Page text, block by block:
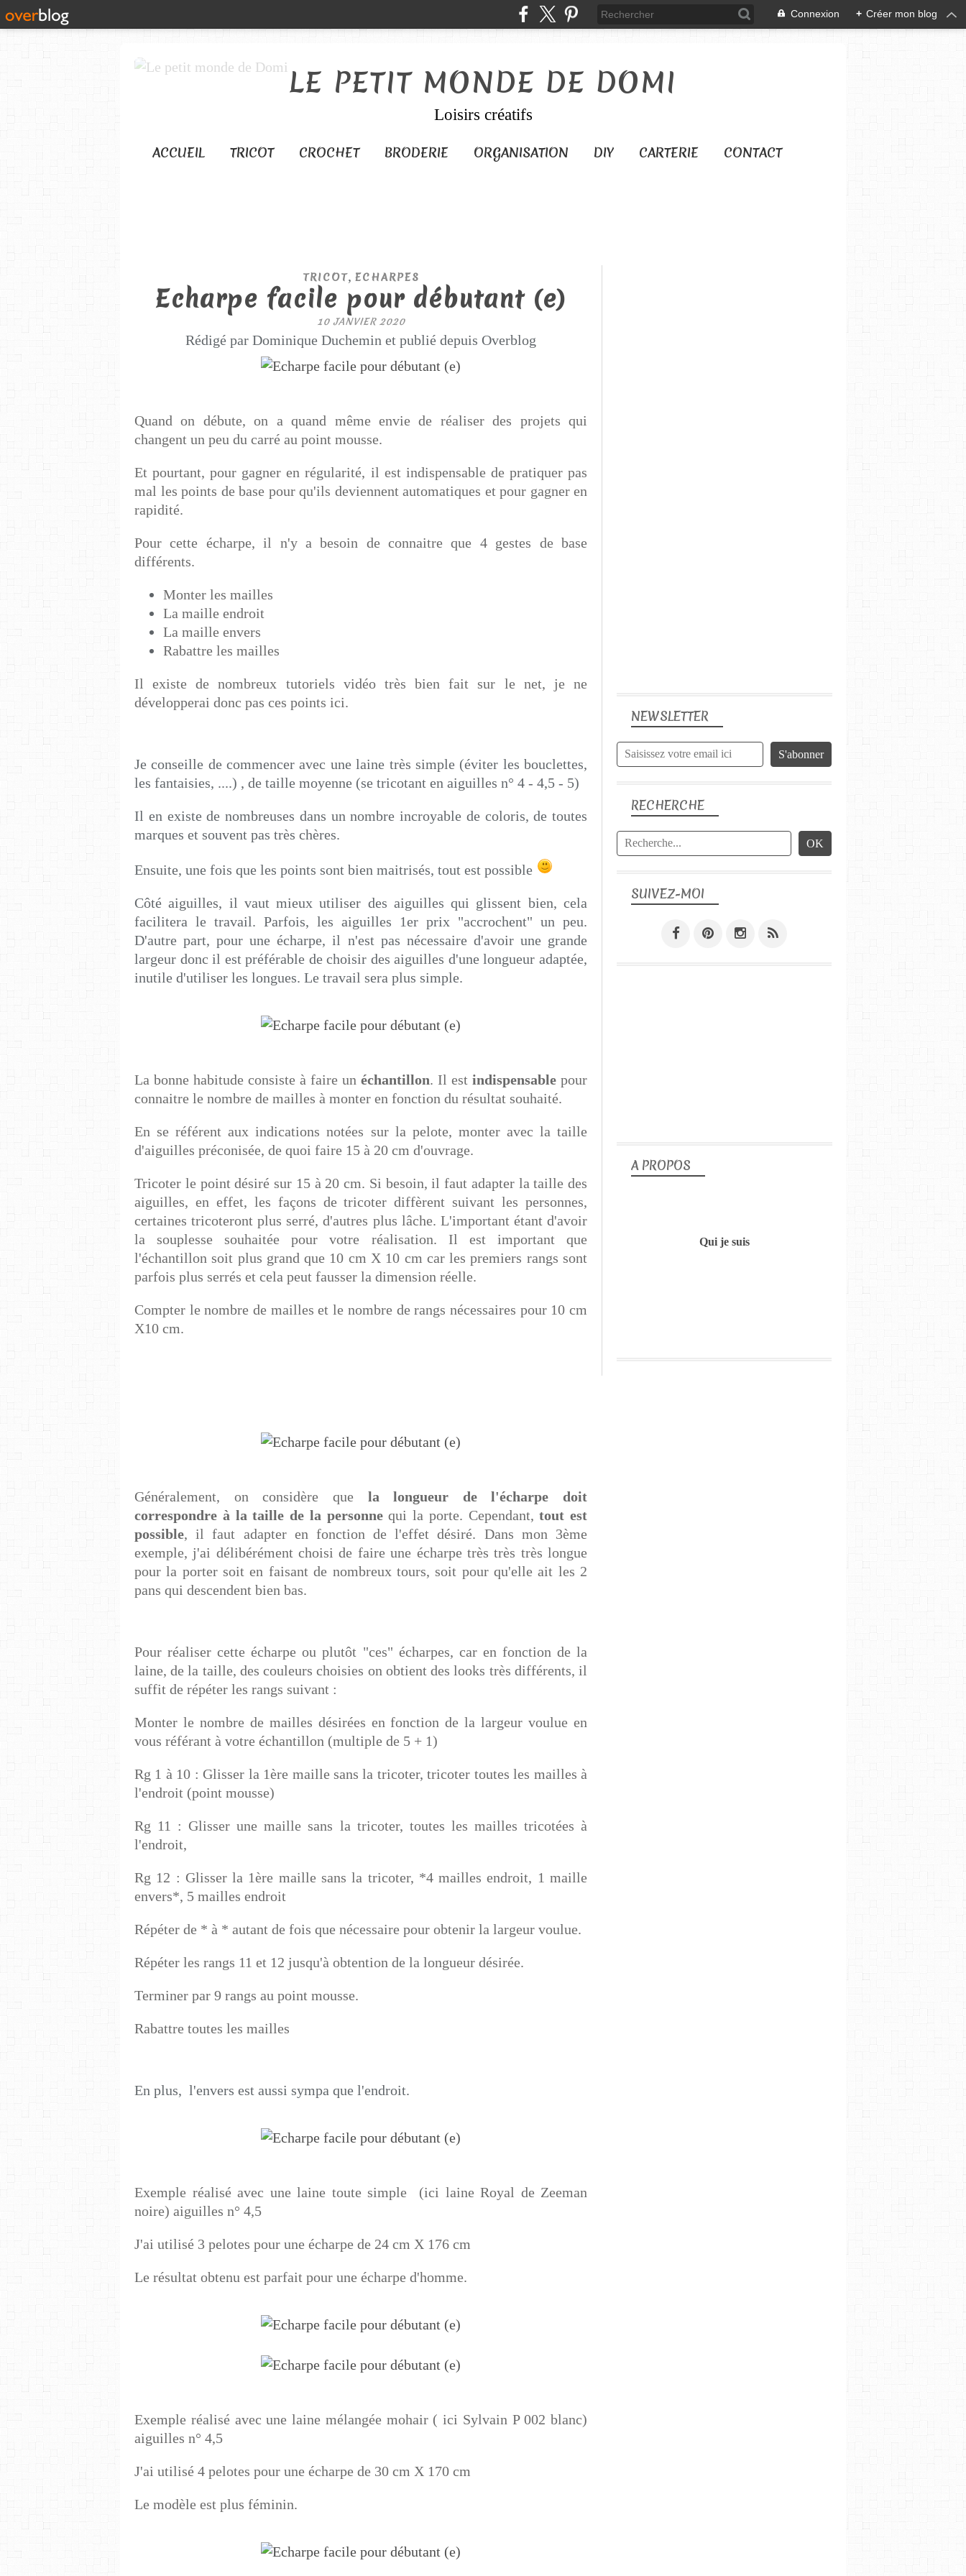
Connexion + Créer mon blog
LE PETIT MONDE DE DOMI
Loisirs créatifs
ACCUEIL TRICOT CROCHET BRODERIE ORGANISATION DIY CARTERIE CONTACT
TRICOT, ECHARPES
Echarpe facile pour débutant (e)
10 JANVIER 2020
Rédigé par Dominique Duchemin et publié depuis Overblog
Quand on débute, on a quand même envie de réaliser des projets qui
changent un peu du carré au point mousse.
Et pourtant, pour gagner en régularité, il est indispensable de pratiquer pas
mal les points de base pour qu'ils deviennent automatiques et pour gagner en
rapidité.
Pour cette écharpe, il n'y a besoin de connaitre que 4 gestes de base
différents.
Monter les mailles
La maille endroit
La maille envers
Rabattre les mailles
Il existe de nombreux tutoriels vidéo très bien fait sur le net, je ne
développerai donc pas ces points ici.
Je conseille de commencer avec une laine très simple (éviter les bouclettes,
les fantaisies, ....) , de taille moyenne (se tricotant en aiguilles n° 4 - 4,5 - 5)
Il en existe de nombreuses dans un nombre incroyable de coloris, de toutes
marques et souvent pas très chères.
Ensuite, une fois que les points sont bien maitrisés, tout est possible
Côté aiguilles, il vaut mieux utiliser des aiguilles qui glissent bien, cela
facilitera le travail. Parfois, les aiguilles 1er prix "accrochent" un peu.
D'autre part, pour une écharpe, il n'est pas nécessaire d'avoir une grande
largeur donc il est préférable de choisir des aiguilles d'une longueur adaptée,
inutile d'utiliser les longues. Le travail sera plus simple.
La bonne habitude consiste à faire un échantillon. Il est indispensable pour
connaitre le nombre de mailles à monter en fonction du résultat souhaité.
En se référent aux indications notées sur la pelote, monter avec la taille
d'aiguilles préconisée, de quoi faire 15 à 20 cm d'ouvrage.
Tricoter le point désiré sur 15 à 20 cm. Si besoin, il faut adapter la taille des
aiguilles, en effet, les façons de tricoter diffèrent suivant les personnes,
certaines tricoteront plus serré, d'autres plus lâche. L'important étant d'avoir
la souplesse souhaitée pour votre réalisation. Il est important que
l'échantillon soit plus grand que 10 cm X 10 cm car les premiers rangs sont
parfois plus serrés et cela peut fausser la dimension réelle.
Compter le nombre de mailles et le nombre de rangs nécessaires pour 10 cm
X10 cm.
Généralement, on considère que la longueur de l'écharpe doit
correspondre à la taille de la personnequi la porte. Cependant,tout est
possible, il faut adapter en fonction de l'effet désiré. Dans mon 3ème
exemple, j'ai délibérément choisi de faire une écharpe très très très longue
pour la porter soit en faisant de nombreux tours, soit pour qu'elle ait les 2
pans qui descendent bien bas.
Pour réaliser cette écharpe ou plutôt "ces" écharpes, car en fonction de la
laine, de la taille, des couleurs choisies on obtient des looks très différents, il
suffit de répéter les rangs suivant :
Monter le nombre de mailles désirées en fonction de la largeur voulue en
vous référant à votre échantillon (multiple de 5 + 1)
Rg 1 à 10 : Glisser la 1ère maille sans la tricoter, tricoter toutes les mailles à
l'endroit (point mousse)
Rg 11 : Glisser une maille sans la tricoter, toutes les mailles tricotées à
l'endroit,
Rg 12 : Glisser la 1ère maille sans la tricoter, *4 mailles endroit, 1 maille
envers*, 5 mailles endroit
Répéter de * à * autant de fois que nécessaire pour obtenir la largeur voulue.
Répéter les rangs 11 et 12 jusqu'à obtention de la longueur désirée.
Terminer par 9 rangs au point mousse.
Rabattre toutes les mailles
En plus, l'envers est aussi sympa que l'endroit.
Exemple réalisé avec une laine toute simple (ici laine Royal de Zeeman
noire) aiguilles n° 4,5
J'ai utilisé 3 pelotes pour une écharpe de 24 cm X 176 cm
Le résultat obtenu est parfait pour une écharpe d'homme.
Exemple réalisé avec une laine mélangée mohair ( ici Sylvain P 002 blanc)
aiguilles n° 4,5
J'ai utilisé 4 pelotes pour une écharpe de 30 cm X 170 cm
Le modèle est plus féminin.
NEWSLETTER
SUIVEZ-MOI
RECHERCHE
A PROPOS
Qui je suis